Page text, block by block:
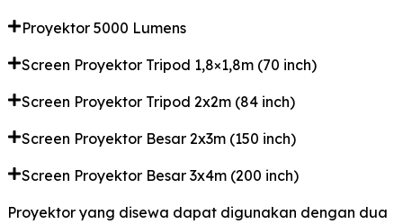
Proyektor 5000 Lumens
Screen Proyektor Tripod 1,8×1,8m (70 inch)
Screen Proyektor Tripod 2x2m (84 inch)
Screen Proyektor Besar 2x3m (150 inch)
Screen Proyektor Besar 3x4m (200 inch)
Proyektor yang disewa dapat digunakan dengan dua